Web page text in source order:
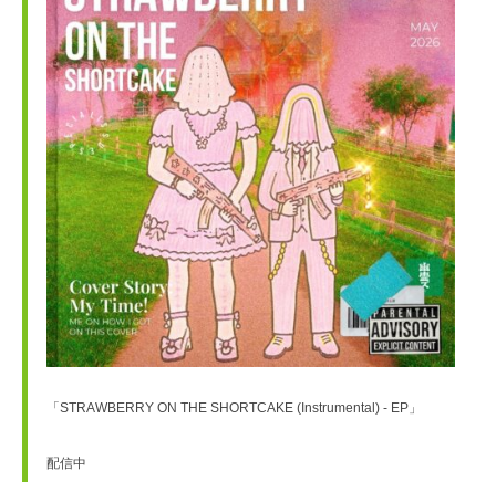
「STRAWBERRY ON THE SHORTCAKE (Instrumental) - EP」
配信中